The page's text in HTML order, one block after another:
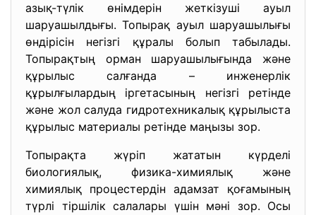
азық-түлік өнімдерін жеткізуші ауыл
шаруашылдығы. Топырақ ауыл шаруашылығы
өндірісін негізгі құралы болып табылады.
Топырақтың орман шаруашылығында және
құрылыс салғанда – инженерлік
құрылғылардың іргетасының негізгі ретінде
және жол салуда гидротехникалық құрылыста
құрылыс материалы ретінде маңызы зор.
Топырақта жүріп жататын күрделі
биологиялық, физика-химиялық және
химиялық процестердін адамзат қоғамының
түрлі тіршілік салалары үшін мәні зор. Осы